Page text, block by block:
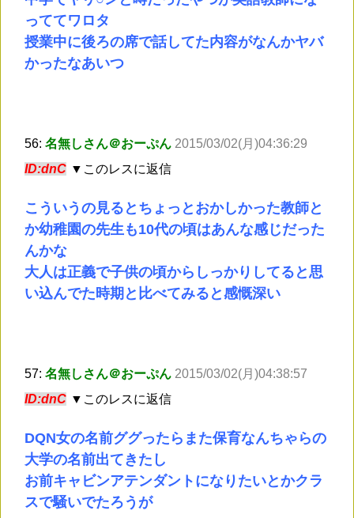
っててワロタ
授業中に後ろの席で話してた内容がなんかヤバ
かったなあいつ
56: 名無しさん＠おーぷん 2015/03/02(月)04:36:29
ID:dnC ▼このレスに返信
こういうの見るとちょっとおかしかった教師と
か幼稚園の先生も10代の頃はあんな感じだった
んかな
大人は正義で子供の頃からしっかりしてると思
い込んでた時期と比べてみると感慨深い
57: 名無しさん＠おーぷん 2015/03/02(月)04:38:57
ID:dnC ▼このレスに返信
DQN女の名前ググったらまた保育なんちゃらの
大学の名前出てきたし
お前キャビンアテンダントになりたいとかクラ
スで騒いでたろうが